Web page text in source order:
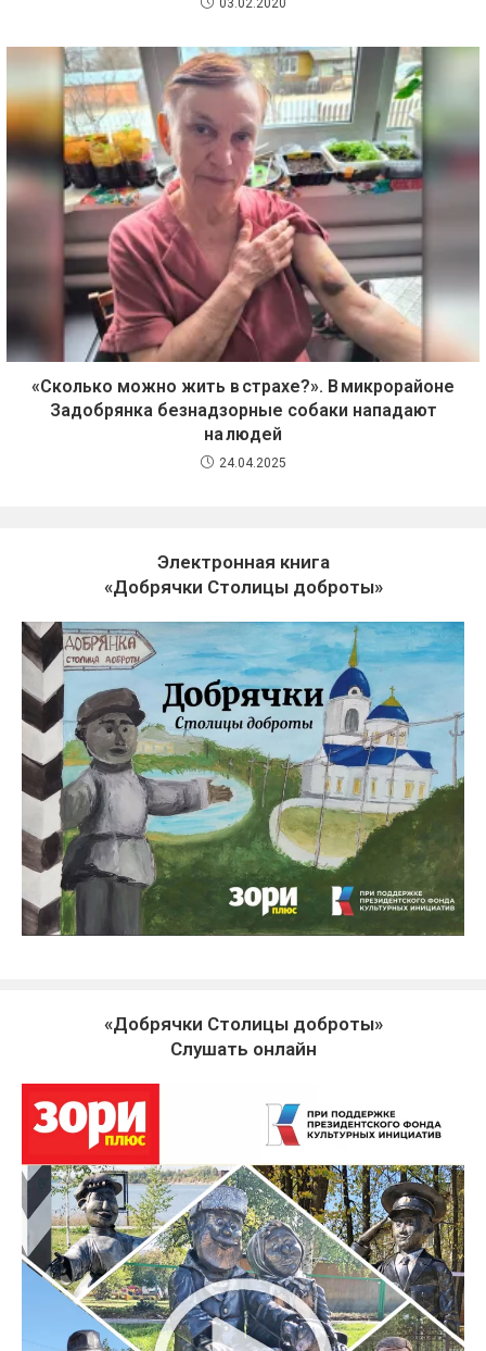
03.02.2020
«Сколько можно жить в страхе?». В микрорайоне
Задобрянка безнадзорные собаки нападают
на людей
24.04.2025
Электронная книга
«Добрячки Столицы доброты»
«Добрячки Столицы доброты»
Слушать онлайн